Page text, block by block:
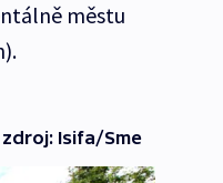
městu
Isifa/Sme